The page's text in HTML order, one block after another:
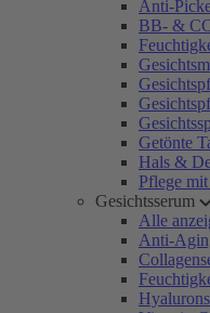
Anti-
BB- &
Getönte
Hals &
Pflege
Gesichtsserum
Alle
Anti-